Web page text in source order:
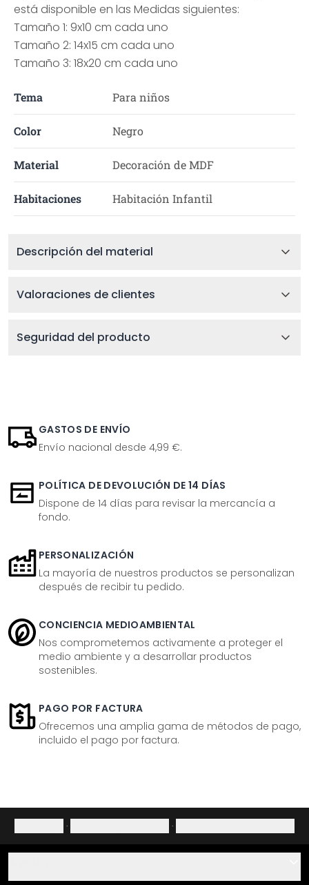
está disponible en las Medidas siguientes:
Tamaño 1: 9x10 cm cada uno
Tamaño 2: 14x15 cm cada uno
Tamaño 3: 18x20 cm cada uno
Tema Para niños
Color Negro
Material Decoración de MDF
Habitaciones Habitación Infantil
Descripción del material
Valoraciones de clientes
Seguridad del producto
GASTOS DE ENVÍO
Envío nacional desde 4,99 €.
POLÍTICA DE DEVOLUCIÓN DE 14 DÍAS
Dispone de 14 días para revisar la mercancía a
fondo.
PERSONALIZACIÓN
La mayoría de nuestros productos se personalizan
después de recibir tu pedido.
CONCIENCIA MEDIOAMBIENTAL
Nos comprometemos activamente a proteger el
medio ambiente y a desarrollar productos
sostenibles.
PAGO POR FACTURA
Ofrecemos una amplia gama de métodos de pago,
incluido el pago por factura.
· ·